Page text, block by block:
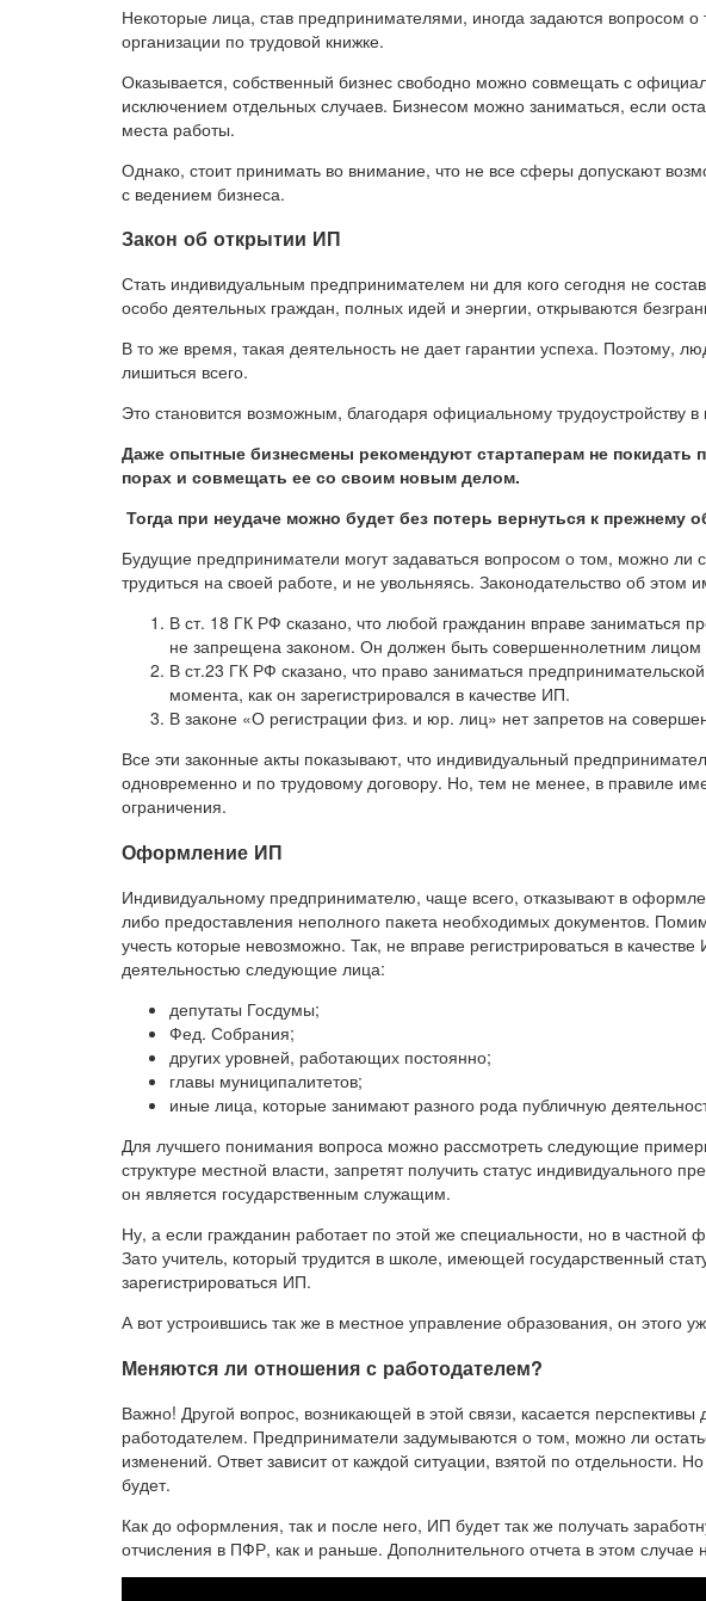
Некоторые лица, став предпринимателями, иногда задаются вопросом
организации по трудовой книжке.
Оказывается, собственный бизнес свободно можно совмещать с
исключением отдельных случаев. Бизнесом можно заниматься, если
места работы.
Однако, стоит принимать во внимание, что не все сферы допускают
с ведением бизнеса.
Закон об открытии ИП
Стать индивидуальным предпринимателем ни для кого сегодня не
особо деятельных граждан, полных идей и энергии, открываются
В то же время, такая деятельность не дает гарантии успеха. Поэтому,
лишиться всего.
Это становится возможным, благодаря официальному трудоустройству в
Даже опытные бизнесмены рекомендуют стартаперам не
порах и совмещать ее со своим новым делом.
Тогда при неудаче можно будет без потерь вернуться к прежнему
Будущие предприниматели могут задаваться вопросом о том, можно ли
трудиться на своей работе, и не увольняясь. Законодательство об
В ст. 18 ГК РФ сказано, что любой гражданин вправе заниматься
не запрещена законом. Он должен быть совершеннолетним лицом
В ст.23 ГК РФ сказано, что право заниматься
момента, как он зарегистрировался в качестве ИП.
В законе «О регистрации физ. и юр. лиц» нет запретов на
Все эти законные акты показывают, что индивидуальный
одновременно и по трудовому договору. Но, тем не менее, в правиле
ограничения.
Оформление ИП
Индивидуальному предпринимателю, чаще всего, отказывают в
либо предоставления неполного пакета необходимых документов.
учесть которые невозможно. Так, не вправе регистрироваться в
деятельностью следующие лица:
депутаты Госдумы;
Фед. Собрания;
других уровней, работающих постоянно;
главы муниципалитетов;
иные лица, которые занимают разного рода публичную
Для лучшего понимания вопроса можно рассмотреть следующие
структуре местной власти, запретят получить статус индивидуального
он является государственным служащим.
Ну, а если гражданин работает по этой же специальности, но в
Зато учитель, который трудится в школе, имеющей государственный
зарегистрироваться ИП.
А вот устроившись так же в местное управление образования, он этого
Меняются ли отношения с работодателем?
Важно! Другой вопрос, возникающей в этой связи, касается
работодателем. Предприниматели задумываются о том, можно ли
изменений. Ответ зависит от каждой ситуации, взятой по отдельности.
будет.
Как до оформления, так и после него, ИП будет так же получать
отчисления в ПФР, как и раньше. Дополнительного отчета в этом случае